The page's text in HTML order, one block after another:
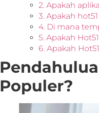
2. Apakah
3. Apakah
4. Di mana
5. Apakah
6. Apakah
Populer?